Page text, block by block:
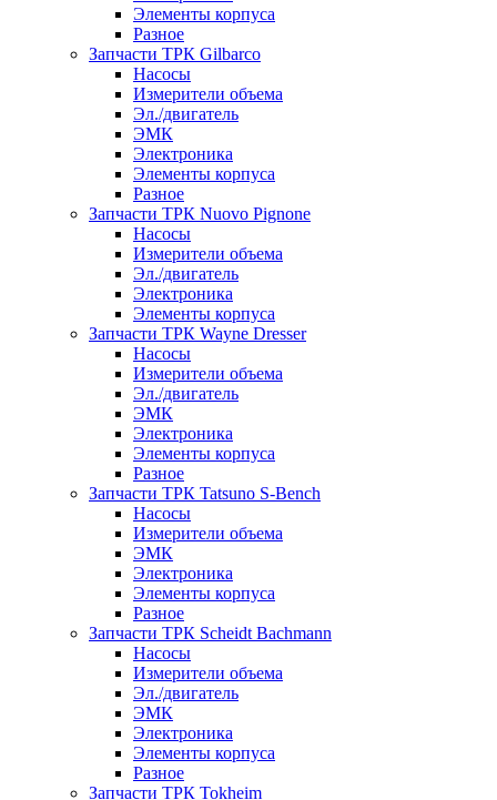
Элементы корпуса
Разное
Запчасти ТРК Gilbarco
Насосы
Измерители объема
Эл./двигатель
ЭМК
Электроника
Элементы корпуса
Разное
Запчасти ТРК Nuovo Pignone
Насосы
Измерители объема
Эл./двигатель
Электроника
Элементы корпуса
Запчасти ТРК Wayne Dresser
Насосы
Измерители объема
Эл./двигатель
ЭМК
Электроника
Элементы корпуса
Разное
Запчасти ТРК Tatsuno S-Bench
Насосы
Измерители объема
ЭМК
Электроника
Элементы корпуса
Разное
Запчасти ТРК Scheidt Bachmann
Насосы
Измерители объема
Эл./двигатель
ЭМК
Электроника
Элементы корпуса
Разное
Запчасти ТРК Tokheim